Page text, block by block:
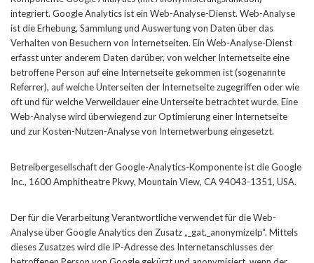
integriert. Google Analytics ist ein Web-Analyse-Dienst. Web-Analyse
ist die Erhebung, Sammlung und Auswertung von Daten über das
Verhalten von Besuchern von Internetseiten. Ein Web-Analyse-Dienst
erfasst unter anderem Daten darüber, von welcher Internetseite eine
betroffene Person auf eine Internetseite gekommen ist (sogenannte
Referrer), auf welche Unterseiten der Internetseite zugegriffen oder wie
oft und für welche Verweildauer eine Unterseite betrachtet wurde. Eine
Web-Analyse wird überwiegend zur Optimierung einer Internetseite
und zur Kosten-Nutzen-Analyse von Internetwerbung eingesetzt.
Betreibergesellschaft der Google-Analytics-Komponente ist die Google
Inc., 1600 Amphitheatre Pkwy, Mountain View, CA 94043-1351, USA.
Der für die Verarbeitung Verantwortliche verwendet für die Web-
Analyse über Google Analytics den Zusatz „_gat._anonymizeIp“. Mittels
dieses Zusatzes wird die IP-Adresse des Internetanschlusses der